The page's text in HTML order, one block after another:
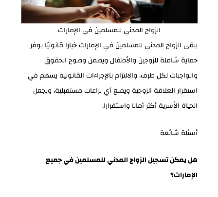
الزواج المدني للمسلمين في الإمارات
يبقى الزواج المدني للمسلمين في الإمارات خيارا قانونيًا يوفر
حماية شاملة للزوجين والأطفال ويضمن وضوح الحقوق
والواجبات لكل طرف، والالتزام بالإجراءات القانونية يسهم في
استقرار العلاقة الزوجية ويمنع أي نزاعات مستقبلية، ويجعل
الحياة الأسرية أكثر أمانا واستقرارا.
أسئلة شائعة
هل يمكن تسجيل الزواج المدني للمسلمين في جميع
الإمارات؟